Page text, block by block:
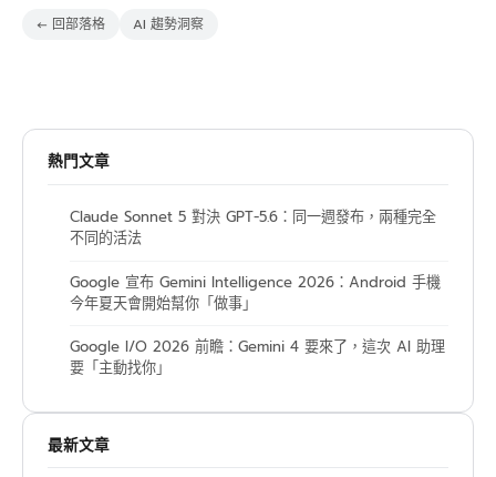
← 回部落格 AI 趨勢洞察
熱門文章
Claude Sonnet 5 對決 GPT-5.6：同一週發布，兩種完全
不同的活法
Google 宣布 Gemini Intelligence 2026：Android 手機
今年夏天會開始幫你「做事」
Google I/O 2026 前瞻：Gemini 4 要來了，這次 AI 助理
要「主動找你」
最新文章